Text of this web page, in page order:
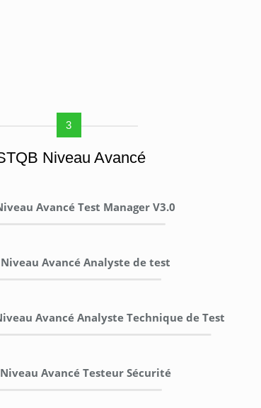
3
Niveau Avancé
Avancé Test Manager V3.0
Niveau Avancé Analyste de test
Avancé Analyste Technique de Test
Niveau Avancé Testeur Sécurité